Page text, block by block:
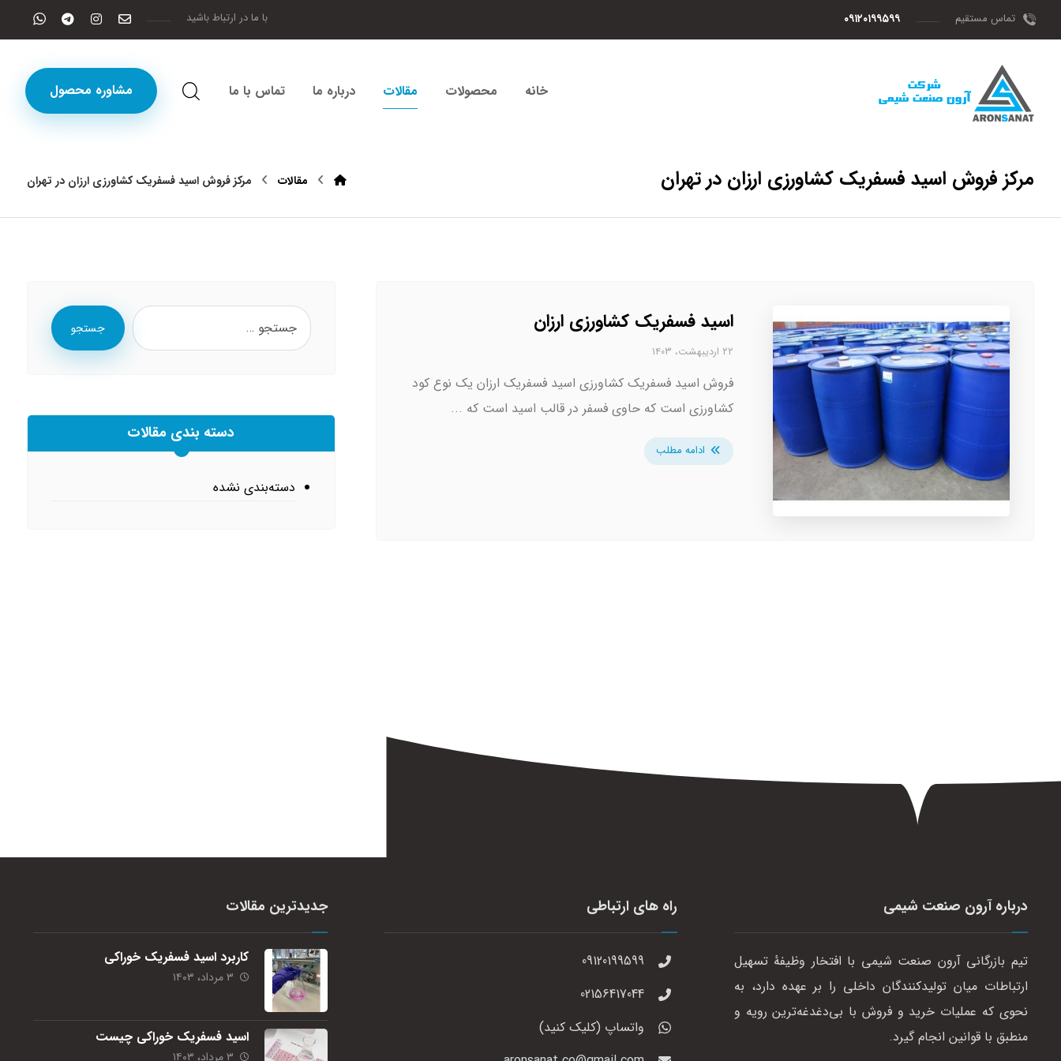
تماس مستقیم ۰۹۱۲۰۱۹۹۵۹۹ با ما در ارتباط باشید
مشاوره محصول خانه محصولات مقالات درباره ما تماس با ما
مرکز فروش اسید فسفریک کشاورزی ارزان در تهران مقالات مرکز فروش اسید فسفریک کشاورزی ارزان در تهران
اسید فسفریک کشاورزی ارزان
۲۲ اردیبهشت، ۱۴۰۳
فروش اسید فسفریک کشاورزی اسید فسفریک ارزان یک نوع کود
کشاورزی است که حاوی فسفر در قالب اسید است که ...
ادامه مطلب
جستجو
دسته بندی مقالات
دسته‌بندی نشده
درباره آرون صنعت شیمی
تیم بازرگانی آرون صنعت شیمی با افتخار وظیفهٔ تسهیل
ارتباطات میان تولیدکنندگان داخلی را بر عهده دارد، به
نحوی که عملیات خرید و فروش با بی‌دغدغه‌ترین رویه و
منطبق با قوانین انجام گیرد.
راه های ارتباطی
09120199599
02156417044
واتساپ (کلیک کنید)
جدیدترین مقالات
کاربرد اسید فسفریک خوراکی
۳ مرداد، ۱۴۰۳
اسید فسفریک خوراکی چیست
۳ مرداد، ۱۴۰۳